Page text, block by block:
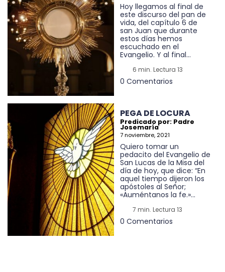
Hoy llegamos al final de
este discurso del pan de
vida, del capítulo 6 de
san Juan que durante
estos días hemos
escuchado en el
Evangelio. Y al final...
6 min. Lectura 13
0 Comentarios
PEGA DE LOCURA
Predicado por: Padre
Josemaría
7 noviembre, 2021
Quiero tomar un
pedacito del Evangelio de
San Lucas de la Misa del
día de hoy, que dice: “En
aquel tiempo dijeron los
apóstoles al Señor;
«Auméntanos la fe.»...
7 min. Lectura 13
0 Comentarios